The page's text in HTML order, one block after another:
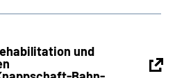
und